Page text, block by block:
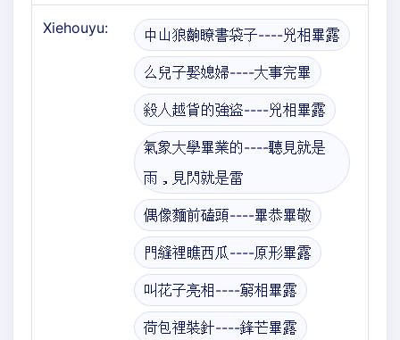
Xiehouyu: 中山狼齣瞭書袋子----兇相畢露
么兒子娶媳婦----大事完畢
殺人越貨的強盜----兇相畢露
氣象大學畢業的----聽見就是
雨，見閃就是雷
偶像麵前磕頭----畢恭畢敬
門縫裡瞧西瓜----原形畢露
叫花子亮相----窮相畢露
荷包裡裝針----鋒芒畢露